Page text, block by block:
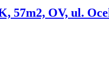
57m2, OV, ul.